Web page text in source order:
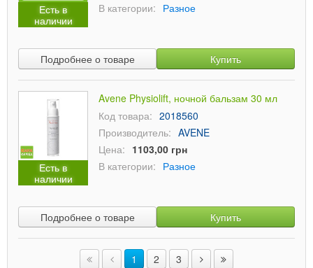
Есть в
наличии
В категории: Разное
Подробнее о товаре Купить
Есть в
наличии
Avene Physiolift, ночной бальзам 30 мл
Код товара: 2018560
Производитель: AVENE
Цена: 1103,00 грн
В категории: Разное
Подробнее о товаре Купить
1 2 3